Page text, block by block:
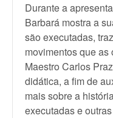
Durante a
Barbará mostra a
são executadas,
movimentos que as
Maestro Carlos
didática, a fim de
mais sobre a
executadas e